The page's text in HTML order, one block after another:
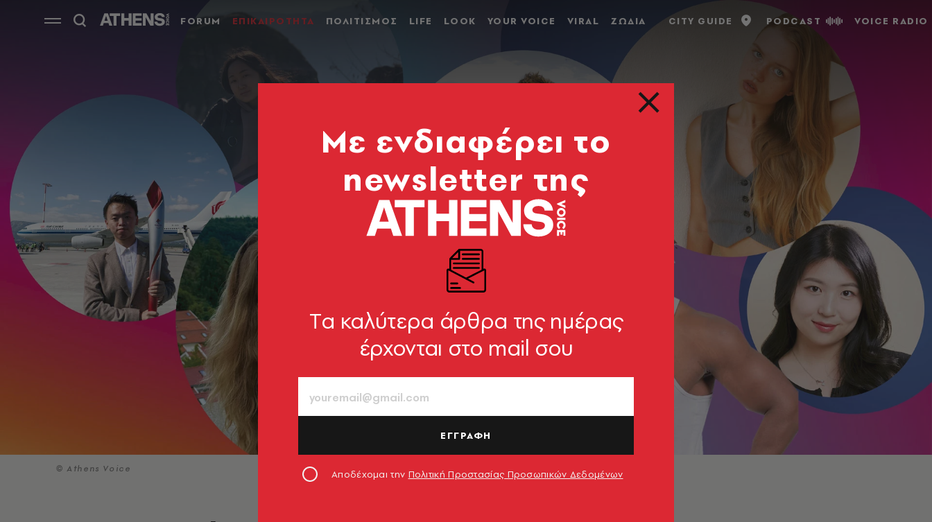
FORUM ΕΠΙΚΑΙΡΟΤΗΤΑ ΠΟΛΙΤΙΣΜΟΣ LIFE LOOK YOUR VOICE VIRAL ΖΩΔΙΑ CITY GUIDE PODCAST VOICE RADIO
© Athens Voice
Mε ενδιαφέρει το
newsletter της
Tα καλύτερα άρθρα της ημέρας
έρχονται στο mail σου
ΕΓΓΡΑΦΗ
Αποδέχομαι την Πολιτική Προστασίας Προσωπικών Δεδομένων